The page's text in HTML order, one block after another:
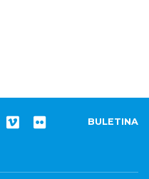
BULETINA